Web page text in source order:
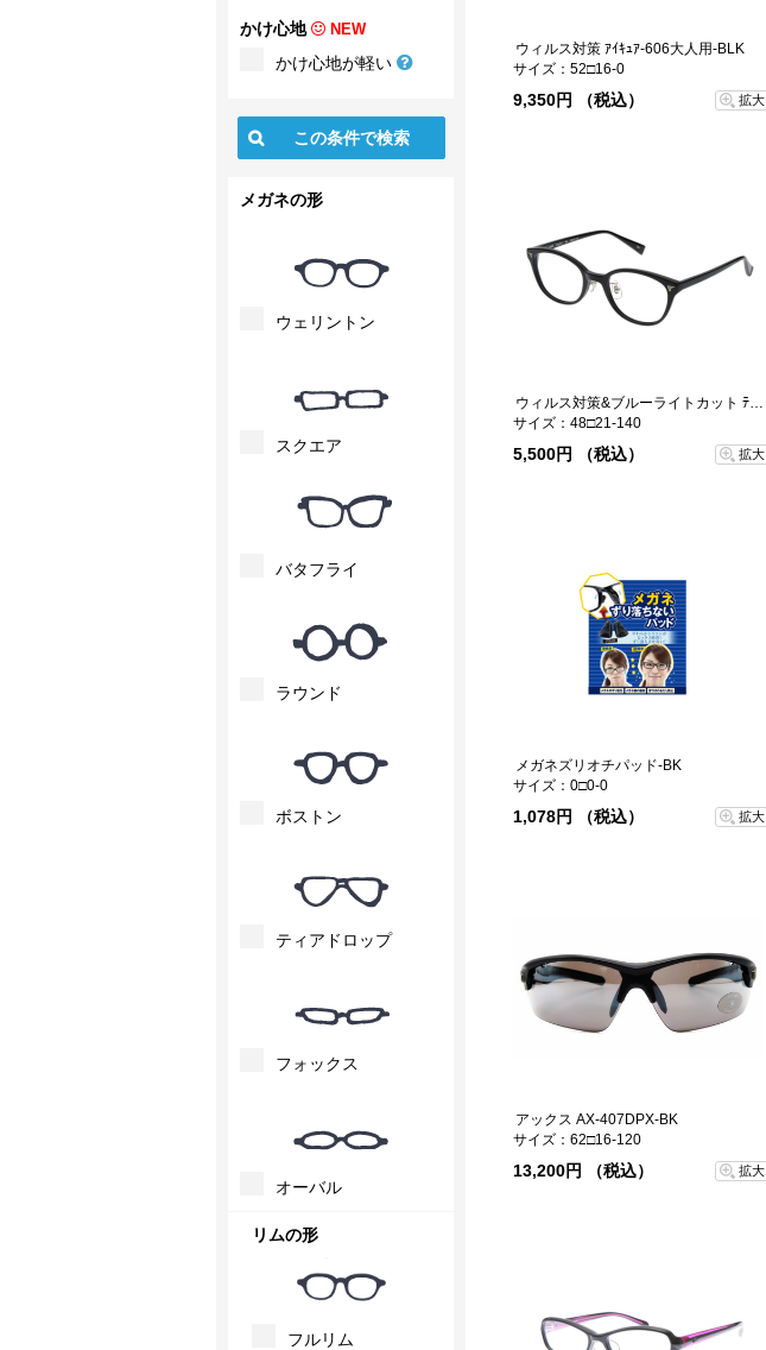
ウィルス対策 ｱｲｷｭｱ-606大人用-BLK
サイズ：52□16-0
9,350円 （税込） 拡大
サイズ：48□21-140
5,500円 （税込） 拡大
メガネズリオチパッド-BK
サイズ：0□0-0
1,078円 （税込） 拡大
アックス AX-407DPX-BK
サイズ：62□16-120
13,200円 （税込） 拡大
かけ心地 NEW
かけ心地が軽い
メガネの形
ウェリントン
スクエア
バタフライ
ラウンド
ボストン
ティアドロップ
フォックス
オーバル
リムの形
フルリム